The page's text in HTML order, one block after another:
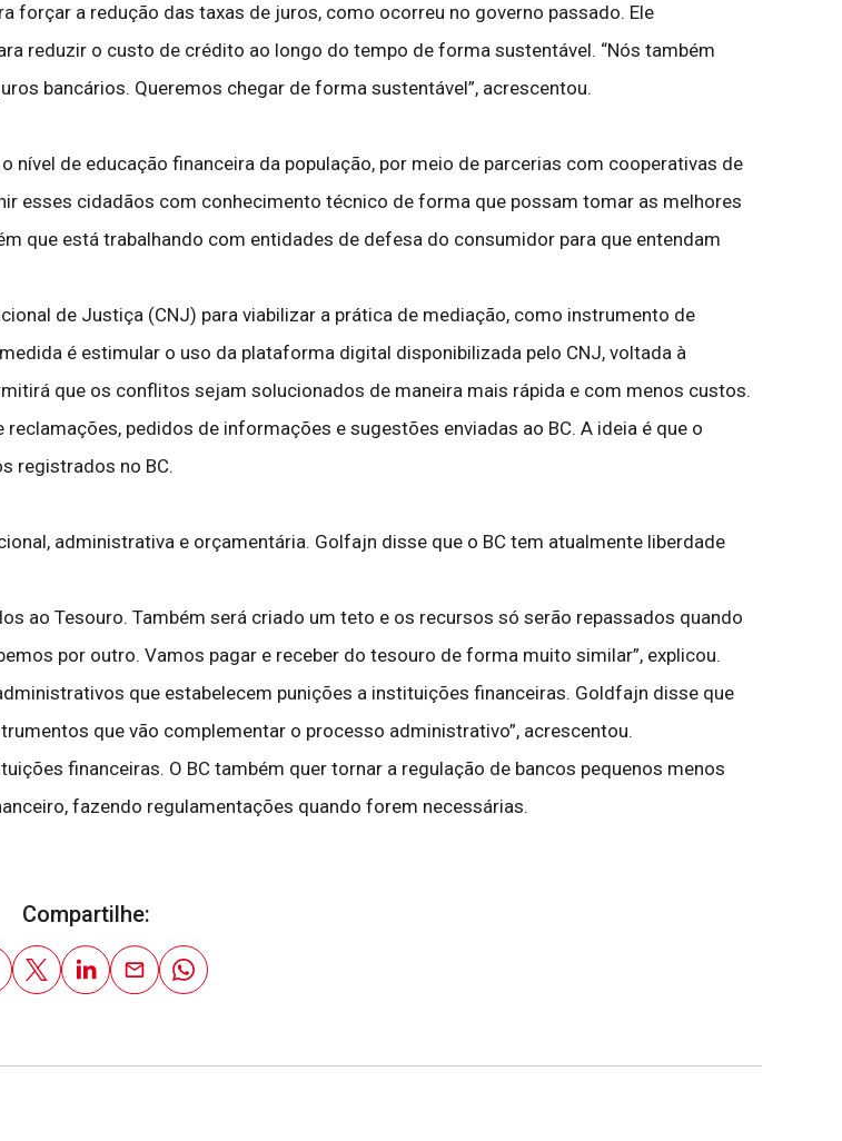
forçar a redução das taxas de juros, como ocorreu no governo passado. Ele
reduzir o custo de crédito ao longo do tempo de forma sustentável. “Nós também
bancários. Queremos chegar de forma sustentável”, acrescentou.
de educação financeira da população, por meio de parcerias com cooperativas de
esses cidadãos com conhecimento técnico de forma que possam tomar as melhores
que está trabalhando com entidades de defesa do consumidor para que entendam
de Justiça (CNJ) para viabilizar a prática de mediação, como instrumento de
é estimular o uso da plataforma digital disponibilizada pelo CNJ, voltada à
que os conflitos sejam solucionados de maneira mais rápida e com menos custos.
pedidos de informações e sugestões enviadas ao BC. A ideia é que o
registrados no BC.
administrativa e orçamentária. Golfajn disse que o BC tem atualmente liberdade
ao Tesouro. Também será criado um teto e os recursos só serão repassados quando
por outro. Vamos pagar e receber do tesouro de forma muito similar”, explicou.
que estabelecem punições a instituições financeiras. Goldfajn disse que
que vão complementar o processo administrativo”, acrescentou.
financeiras. O BC também quer tornar a regulação de bancos pequenos menos
fazendo regulamentações quando forem necessárias.
Compartilhe: